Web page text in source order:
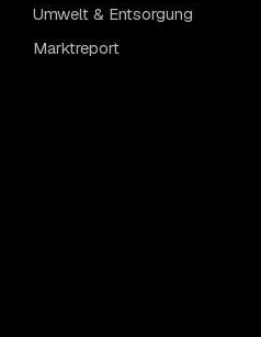
Umwelt & Entsorgung
Marktreport